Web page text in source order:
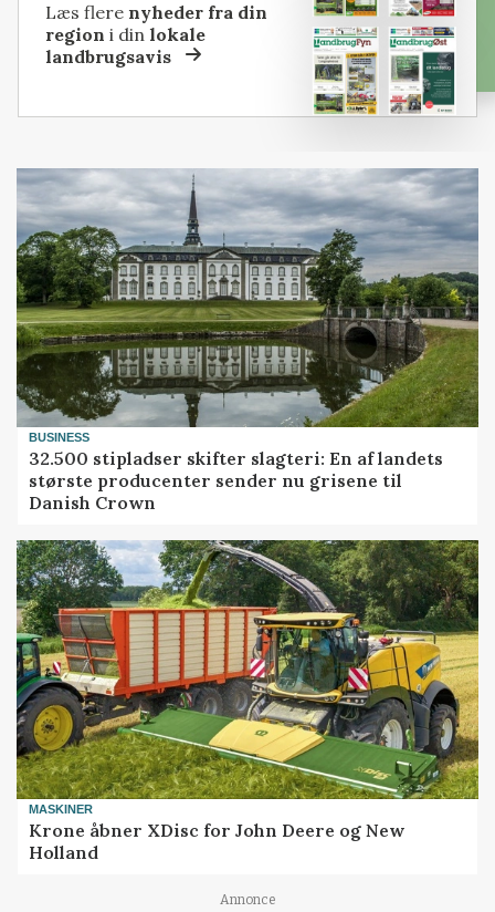
Læs flere nyheder fra din
region i dinlokale
landbrugsavis
BUSINESS
32.500 stipladser skifter slagteri: En af landets
største producenter sender nu grisene til
Danish Crown
MASKINER
Krone åbner XDisc for John Deere og New
Holland
Annonce